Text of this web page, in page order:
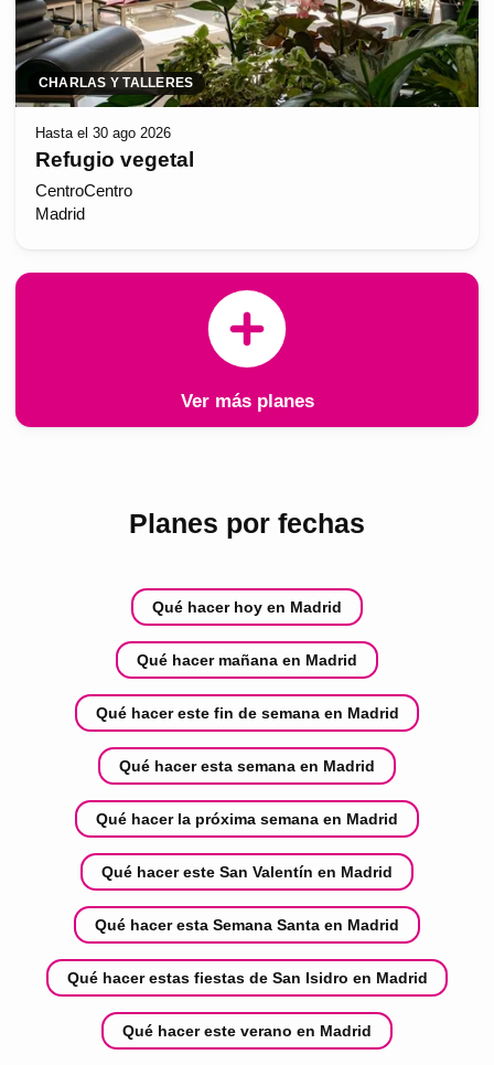
CHARLAS Y TALLERES
Hasta el 30 ago 2026
Refugio vegetal
CentroCentro
Madrid
Ver más planes
Planes por fechas
Qué hacer hoy en Madrid
Qué hacer mañana en Madrid
Qué hacer este fin de semana en Madrid
Qué hacer esta semana en Madrid
Qué hacer la próxima semana en Madrid
Qué hacer este San Valentín en Madrid
Qué hacer esta Semana Santa en Madrid
Qué hacer estas fiestas de San Isidro en Madrid
Qué hacer este verano en Madrid